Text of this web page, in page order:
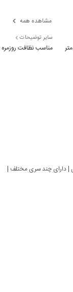
مشاهده همه
سایر توضیحات
مناسب نظافت
دارای چند سری مختلف |